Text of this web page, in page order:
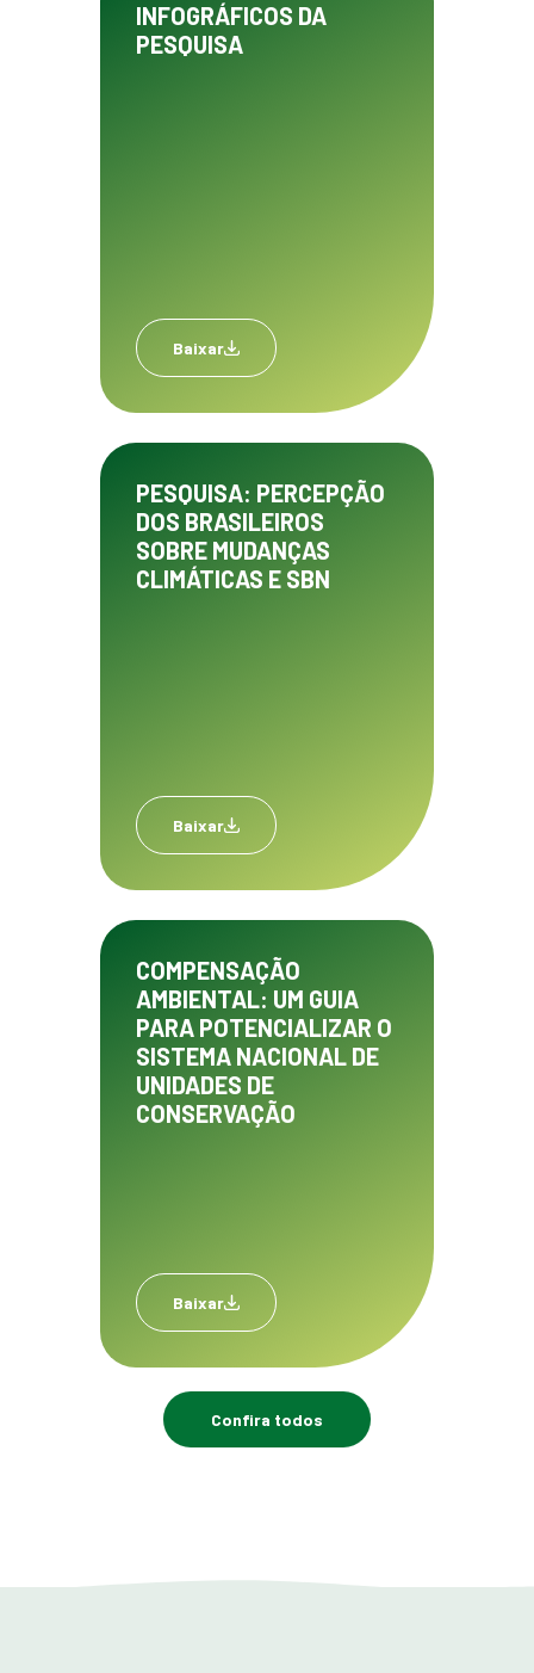
INFOGRÁFICOS DA
PESQUISA
Baixar
PESQUISA: PERCEPÇÃO
DOS BRASILEIROS
SOBRE MUDANÇAS
CLIMÁTICAS E SBN
Baixar
COMPENSAÇÃO
AMBIENTAL: UM GUIA
PARA POTENCIALIZAR O
SISTEMA NACIONAL DE
UNIDADES DE
CONSERVAÇÃO
Baixar
Confira todos